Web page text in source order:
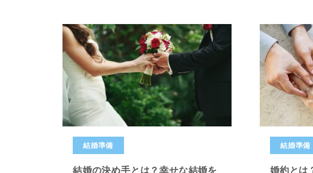
結婚準備
結婚の決め手とは？幸せな結婚を
結婚準備
婚約とは